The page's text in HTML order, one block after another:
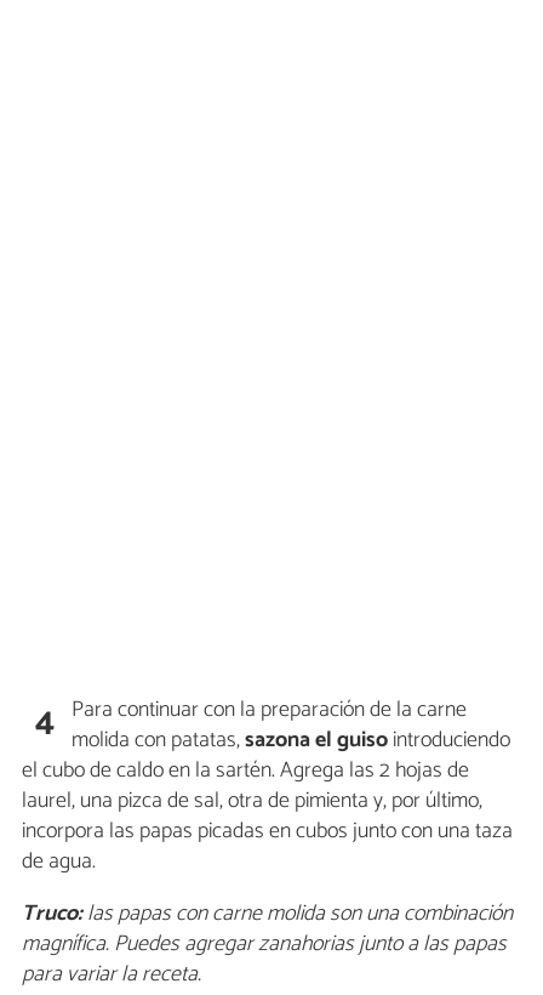
4 Para continuar con la preparación de la carne
molida con patatas,sazona el guisointroduciendo
el cubo de caldo en la sartén. Agrega las 2 hojas de
laurel, una pizca de sal, otra de pimienta y, por último,
incorpora las papas picadas en cubos junto con una taza
de agua.
Truco:las papas con carne molida son una combinación
magnífica. Puedes agregar zanahorias junto a las papas
para variar la receta.